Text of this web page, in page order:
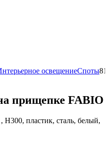
освещениеСпоты
прищепке FABIO
пластик, сталь, белый,